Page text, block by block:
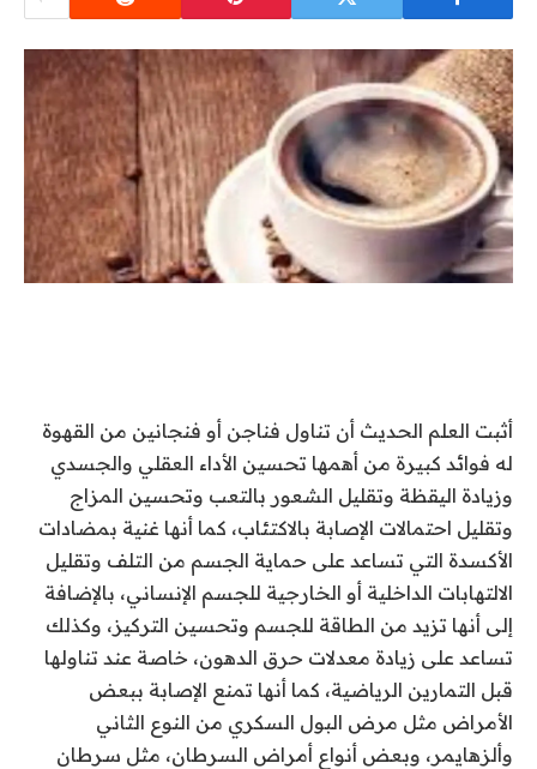
أثبت العلم الحديث أن تناول فناجن أو فنجانين من القهوة
له فوائد كبيرة من أهمها تحسين الأداء العقلي والجسدي
وزيادة اليقظة وتقليل الشعور بالتعب وتحسين المزاج
وتقليل احتمالات الإصابة بالاكتئاب، كما أنها غنية بمضادات
الأكسدة التي تساعد على حماية الجسم من التلف وتقليل
الالتهابات الداخلية أو الخارجية للجسم الإنساني، بالإضافة
إلى أنها تزيد من الطاقة للجسم وتحسين التركيز، وكذلك
تساعد على زيادة معدلات حرق الدهون، خاصة عند تناولها
قبل التمارين الرياضية، كما أنها تمنع الإصابة ببعض
الأمراض مثل مرض البول السكري من النوع الثاني
وألزهايمر، وبعض أنواع أمراض السرطان، مثل سرطان